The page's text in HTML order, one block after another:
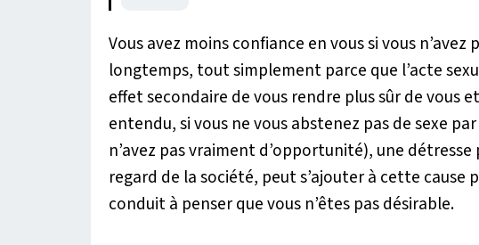
Vous avez moins confiance en vous si vous
longtemps, tout simplement parce que l’acte
effet secondaire de vous rendre plus sûr de vous
entendu, si vous ne vous abstenez pas de sexe
n’avez pas vraiment d’opportunité), une
regard de la société, peut s’ajouter à cette
conduit à penser que vous n’êtes pas désirable.